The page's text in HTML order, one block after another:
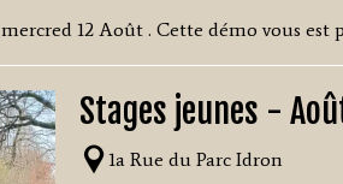
12 Août . Cette démo vous est
Stages jeunes -
1a Rue du Parc Idron